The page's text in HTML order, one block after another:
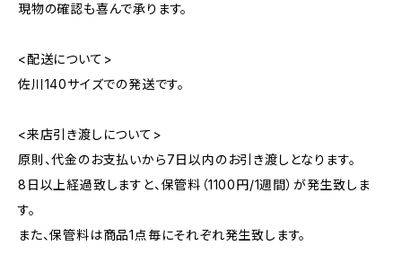
現物の確認も喜んで承ります。
<配送について>
佐川140サイズでの発送です。
<来店引き渡しについて>
原則、代金のお支払いから7日以内のお引き渡しとなります。
8日以上経過致しますと、保管料（1100円/1週間）が発生致しま
す。
また、保管料は商品1点毎にそれぞれ発生致します。